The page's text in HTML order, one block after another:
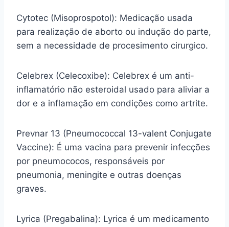
Cytotec (Misoprospotol): Medicação usada
para realização de aborto ou indução do parte,
sem a necessidade de procesimento cirurgico.
Celebrex (Celecoxibe): Celebrex é um anti-
inflamatório não esteroidal usado para aliviar a
dor e a inflamação em condições como artrite.
Prevnar 13 (Pneumococcal 13-valent Conjugate
Vaccine): É uma vacina para prevenir infecções
por pneumococos, responsáveis por
pneumonia, meningite e outras doenças
graves.
Lyrica (Pregabalina): Lyrica é um medicamento